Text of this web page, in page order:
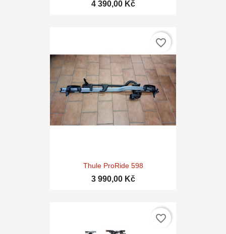
4 390,00 Kč
Thule ProRide 598
3 990,00 Kč
favorite_border
favorite_border